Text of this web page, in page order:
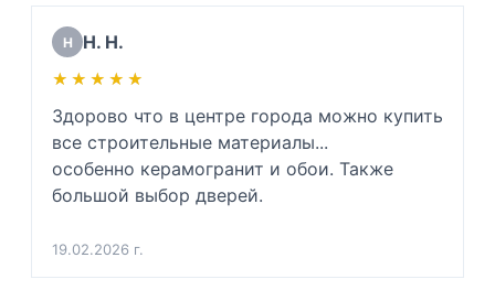
Н Н. Н.
★★★★★
★★★★★
Здорово что в центре города можно купить
все строительные материалы...
особенно керамогранит и обои. Также
большой выбор дверей.
19.02.2026 г.